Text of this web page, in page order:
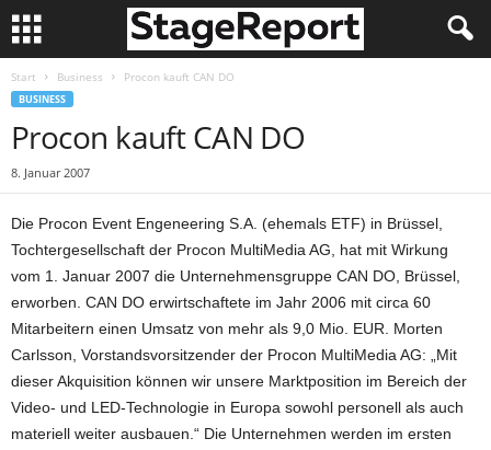
Start Business Procon kauft CAN DO
BUSINESS
Procon kauft CAN DO
8. Januar 2007
Die Procon Event Engeneering S.A. (ehemals ETF) in Brüssel,
Tochtergesellschaft der Procon MultiMedia AG, hat mit Wirkung
vom 1. Januar 2007 die Unternehmensgruppe CAN DO, Brüssel,
erworben. CAN DO erwirtschaftete im Jahr 2006 mit circa 60
Mitarbeitern einen Umsatz von mehr als 9,0 Mio. EUR. Morten
Carlsson, Vorstandsvorsitzender der Procon MultiMedia AG: „Mit
dieser Akquisition können wir unsere Marktposition im Bereich der
Video- und LED-Technologie in Europa sowohl personell als auch
materiell weiter ausbauen.“ Die Unternehmen werden im ersten